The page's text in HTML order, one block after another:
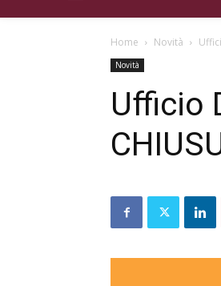
Home Novità
Novità
Ufficio